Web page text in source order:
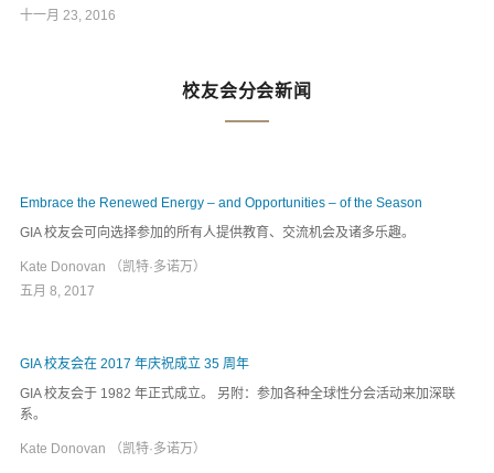
十一月 23, 2016
校友会分会新闻
Embrace the Renewed Energy – and Opportunities – of the Season
GIA 校友会可向选择参加的所有人提供教育、交流机会及诸多乐趣。
Kate Donovan （凯特·多诺万）
五月 8, 2017
GIA 校友会在 2017 年庆祝成立 35 周年
GIA 校友会于 1982 年正式成立。 另附：参加各种全球性分会活动来加深联
系。
Kate Donovan （凯特·多诺万）